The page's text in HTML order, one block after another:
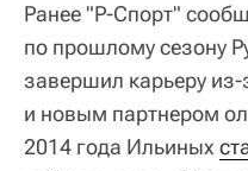
Ранее "Р-Спорт"
по прошлому сезону
завершил карьеру
и новым партнером
2014 года Ильиных